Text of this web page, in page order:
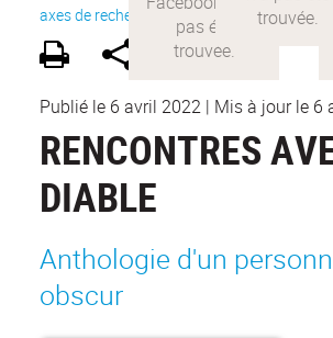
axes de recherche> Axe 2 : l’Etat et les religions
Publié le 6 avril 2022 | Mis à jour le 6
RENCONTRES
DIABLE
Anthologie d'un
obscur